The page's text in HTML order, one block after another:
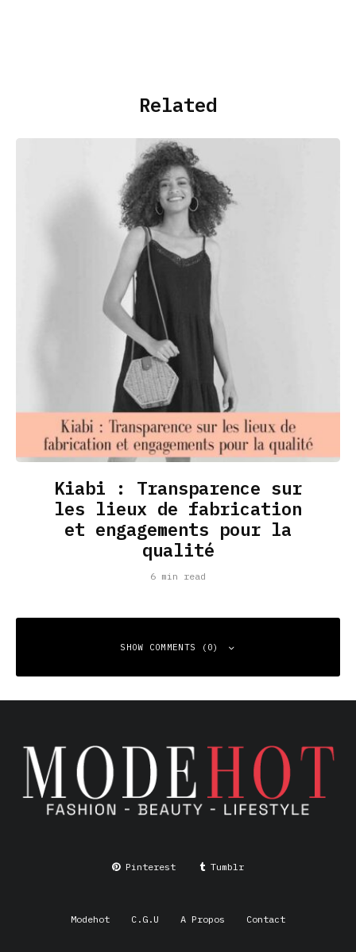
Related
Kiabi : Transparence sur
les lieux de fabrication
et engagements pour la
qualité
6 min read
SHOW COMMENTS (0)
Your email address will not be published.
Required fields
are marked *
Comment*
Pinterest Tumblr
Modehot C.G.U A Propos Contact